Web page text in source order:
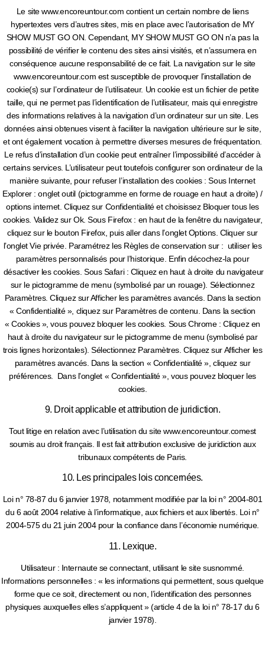
Le site www.encoreuntour.com contient un certain nombre de liens
hypertextes vers d’autres sites, mis en place avec l’autorisation de MY
SHOW MUST GO ON. Cependant, MY SHOW MUST GO ON n’a pas la
possibilité de vérifier le contenu des sites ainsi visités, et n’assumera en
conséquence aucune responsabilité de ce fait. La navigation sur le site
www.encoreuntour.com est susceptible de provoquer l’installation de
cookie(s) sur l’ordinateur de l’utilisateur. Un cookie est un fichier de petite
taille, qui ne permet pas l’identification de l’utilisateur, mais qui enregistre
des informations relatives à la navigation d’un ordinateur sur un site. Les
données ainsi obtenues visent à faciliter la navigation ultérieure sur le site,
et ont également vocation à permettre diverses mesures de fréquentation.
Le refus d’installation d’un cookie peut entraîner l’impossibilité d’accéder à
certains services. L’utilisateur peut toutefois configurer son ordinateur de la
manière suivante, pour refuser l’installation des cookies : Sous Internet
Explorer : onglet outil (pictogramme en forme de rouage en haut a droite) /
options internet. Cliquez sur Confidentialité et choisissez Bloquer tous les
cookies. Validez sur Ok. Sous Firefox : en haut de la fenêtre du navigateur,
cliquez sur le bouton Firefox, puis aller dans l’onglet Options. Cliquer sur
l’onglet Vie privée. Paramétrez les Règles de conservation sur : utiliser les
paramètres personnalisés pour l’historique. Enfin décochez-la pour
désactiver les cookies. Sous Safari : Cliquez en haut à droite du navigateur
sur le pictogramme de menu (symbolisé par un rouage). Sélectionnez
Paramètres. Cliquez sur Afficher les paramètres avancés. Dans la section
« Confidentialité », cliquez sur Paramètres de contenu. Dans la section
« Cookies », vous pouvez bloquer les cookies. Sous Chrome : Cliquez en
haut à droite du navigateur sur le pictogramme de menu (symbolisé par
trois lignes horizontales). Sélectionnez Paramètres. Cliquez sur Afficher les
paramètres avancés. Dans la section « Confidentialité », cliquez sur
préférences. Dans l’onglet « Confidentialité », vous pouvez bloquer les
cookies.
9. Droit applicable et attribution de juridiction.
Tout litige en relation avec l’utilisation du site www.encoreuntour.comest
soumis au droit français. Il est fait attribution exclusive de juridiction aux
tribunaux compétents de Paris.
10. Les principales lois concernées.
Loi n° 78-87 du 6 janvier 1978, notamment modifiée par la loi n° 2004-801
du 6 août 2004 relative à l’informatique, aux fichiers et aux libertés. Loi n°
2004-575 du 21 juin 2004 pour la confiance dans l’économie numérique.
11. Lexique.
Utilisateur : Internaute se connectant, utilisant le site susnommé.
Informations personnelles : « les informations qui permettent, sous quelque
forme que ce soit, directement ou non, l’identification des personnes
physiques auxquelles elles s’appliquent » (article 4 de la loi n° 78-17 du 6
janvier 1978).